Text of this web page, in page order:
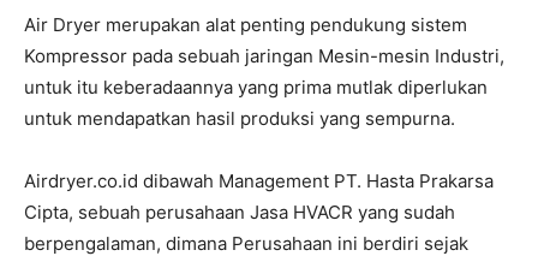
Air Dryer merupakan alat penting pendukung sistem
Kompressor pada sebuah jaringan Mesin-mesin Industri,
untuk itu keberadaannya yang prima mutlak diperlukan
untuk mendapatkan hasil produksi yang sempurna.
Airdryer.co.id dibawah Management PT. Hasta Prakarsa
Cipta, sebuah perusahaan Jasa HVACR yang sudah
berpengalaman, dimana Perusahaan ini berdiri sejak